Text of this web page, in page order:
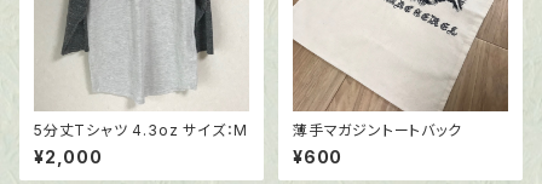
5分丈Tシャツ 4.3oz サイズ：M
¥2,000
薄手マガジントートバック
¥600